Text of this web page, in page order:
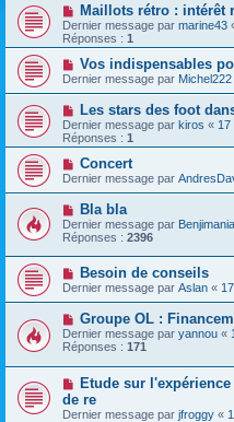
Maillots rétro : intérêt
Dernier message par marine43
Réponses : 1
Vos indispensables
Dernier message par Michel222
Les stars des foot
Dernier message par kiros « 17
Réponses : 1
Concert
Dernier message par
Bla bla
Dernier message par Benjimania
Réponses : 2396
Besoin de conseils
Dernier message par Aslan «
Groupe OL :
Dernier message par yannou «
Réponses : 171
Etude sur
de re
Dernier message par jfroggy «